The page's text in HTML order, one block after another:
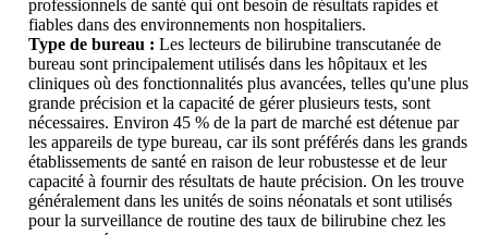
professionnels de santé qui ont besoin de résultats rapides et
fiables dans des environnements non hospitaliers.
Type de bureau : Les lecteurs de bilirubine transcutanée de
bureau sont principalement utilisés dans les hôpitaux et les
cliniques où des fonctionnalités plus avancées, telles qu'une plus
grande précision et la capacité de gérer plusieurs tests, sont
nécessaires. Environ 45 % de la part de marché est détenue par
les appareils de type bureau, car ils sont préférés dans les grands
établissements de santé en raison de leur robustesse et de leur
capacité à fournir des résultats de haute précision. On les trouve
généralement dans les unités de soins néonatals et sont utilisés
pour la surveillance de routine des taux de bilirubine chez les